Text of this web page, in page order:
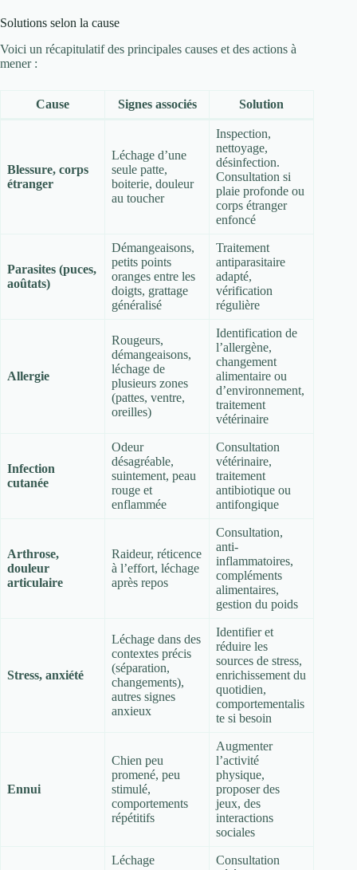
Solutions selon la cause
Voici un récapitulatif des principales causes et des actions à
mener :
Cause Signes associés Solution
Blessure, corps
étranger
Léchage d’une
seule patte,
boiterie, douleur
au toucher
Inspection,
nettoyage,
désinfection.
Consultation si
plaie profonde ou
corps étranger
enfoncé
Parasites (puces,
aoûtats)
Démangeaisons,
petits points
oranges entre les
doigts, grattage
généralisé
Traitement
antiparasitaire
adapté,
vérification
régulière
Allergie
Rougeurs,
démangeaisons,
léchage de
plusieurs zones
(pattes, ventre,
oreilles)
Identification de
l’allergène,
changement
alimentaire ou
d’environnement,
traitement
vétérinaire
Infection
cutanée
Odeur
désagréable,
suintement, peau
rouge et
enflammée
Consultation
vétérinaire,
traitement
antibiotique ou
antifongique
Arthrose,
douleur
articulaire
Raideur, réticence
à l’effort, léchage
après repos
Consultation,
anti-
inflammatoires,
compléments
alimentaires,
gestion du poids
Stress, anxiété
Léchage dans des
contextes précis
(séparation,
changements),
autres signes
anxieux
Identifier et
réduire les
sources de stress,
enrichissement du
quotidien,
comportementalis
te si besoin
Ennui
Chien peu
promené, peu
stimulé,
comportements
répétitifs
Augmenter
l’activité
physique,
proposer des
jeux, des
interactions
sociales
Léchage
Consultation